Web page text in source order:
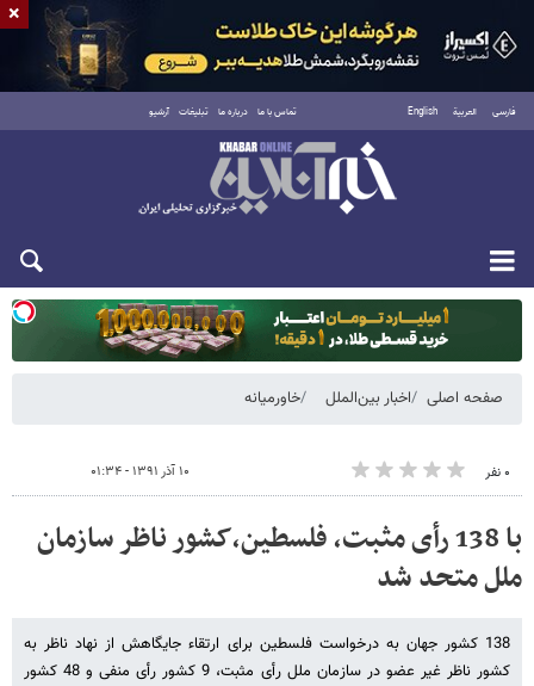
فارسی العربية English تماس با ما درباره ما تبلیغات آرشیو
یکشنبه ۱۸ مرداد ۱۴۰۵
صفحه اصلی اخبار بین‌الملل خاورمیانه
۰ نفر ۱۰ آذر ۱۳۹۱ - ۰۱:۳۴
با 138 رأی مثبت، فلسطین،کشور ناظر سازمان
ملل متحد شد
138 کشور جهان به درخواست فلسطین برای ارتقاء جایگاهش از نهاد ناظر به
کشور ناظر غیر عضو در سازمان ملل رأی مثبت، 9 کشور رأی منفی و 48 کشور
×